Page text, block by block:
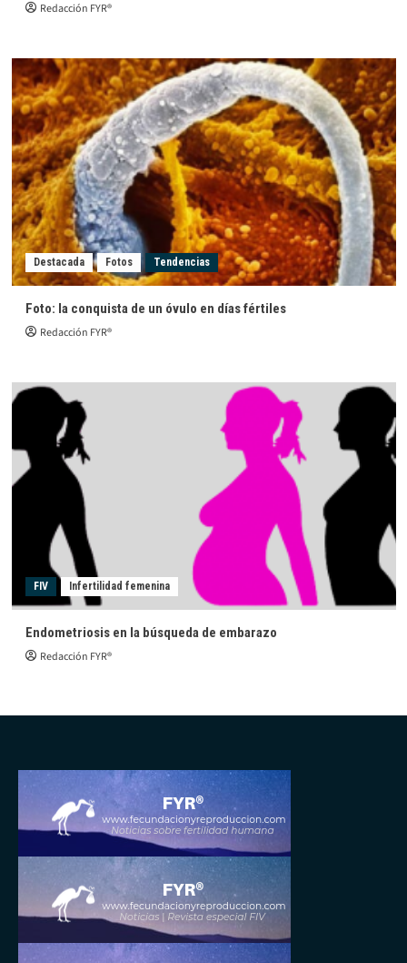
Redacción FYR®
Destacada Fotos Tendencias
Foto: la conquista de un óvulo en días fértiles
Redacción FYR®
FIV Infertilidad femenina
Endometriosis en la búsqueda de embarazo
Redacción FYR®